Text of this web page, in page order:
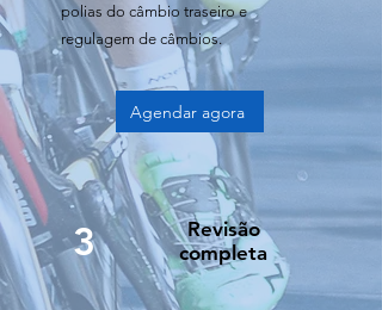
polias do câmbio traseiro e
regulagem de câmbios.
Agendar agora
3
Revisão
completa